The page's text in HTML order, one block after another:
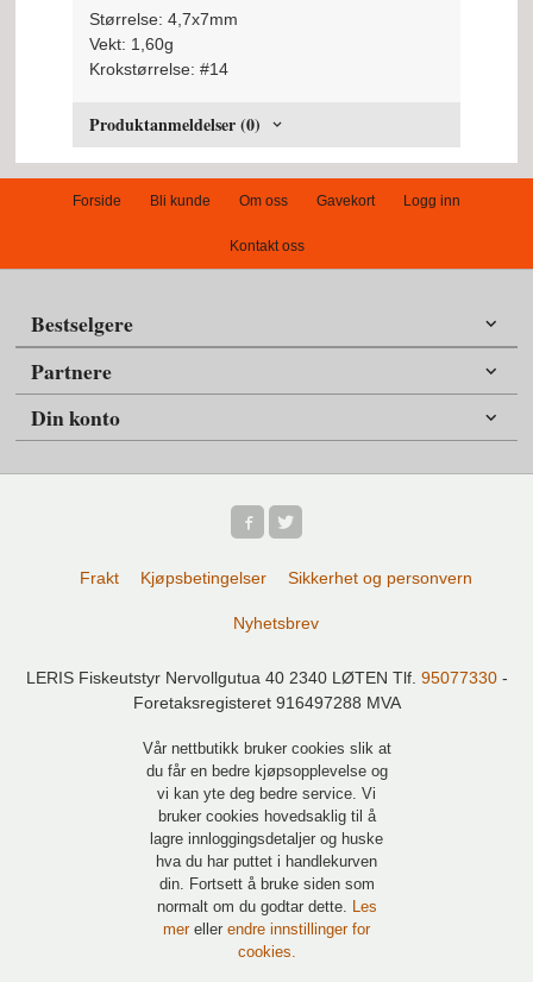
Størrelse: 4,7x7mm
Vekt: 1,60g
Krokstørrelse: #14
Produktanmeldelser (0)
Forside Bli kunde Om oss Gavekort Logg inn
Kontakt oss
Bestselgere
Partnere
Din konto
Frakt Kjøpsbetingelser Sikkerhet og personvern
Nyhetsbrev
LERIS Fiskeutstyr Nervollgutua 40 2340 LØTEN Tlf. 95077330-
Foretaksregisteret 916497288 MVA
Vår nettbutikk bruker cookies slik at
du får en bedre kjøpsopplevelse og
vi kan yte deg bedre service. Vi
bruker cookies hovedsaklig til å
lagre innloggingsdetaljer og huske
hva du har puttet i handlekurven
din. Fortsett å bruke siden som
normalt om du godtar dette.
Les
mer eller endre innstillinger for
cookies.